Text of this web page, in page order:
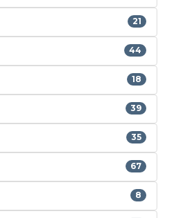
21
44
18
39
35
67
8